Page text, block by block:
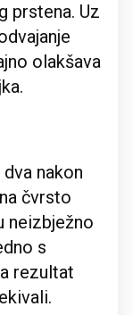
prstena. Uz
olakšava
nakon
čvrsto
neizbježno
s
rezultat